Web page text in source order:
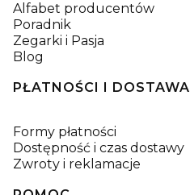
Alfabet producentów
Poradnik
Zegarki i Pasja
Blog
PŁATNOŚCI I DOSTAWA
Formy płatności
Dostępność i czas dostawy
Zwroty i reklamacje